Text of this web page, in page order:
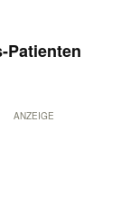
Patienten
ANZEIGE